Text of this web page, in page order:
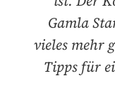
Gamla
vieles mehr
Tipps für